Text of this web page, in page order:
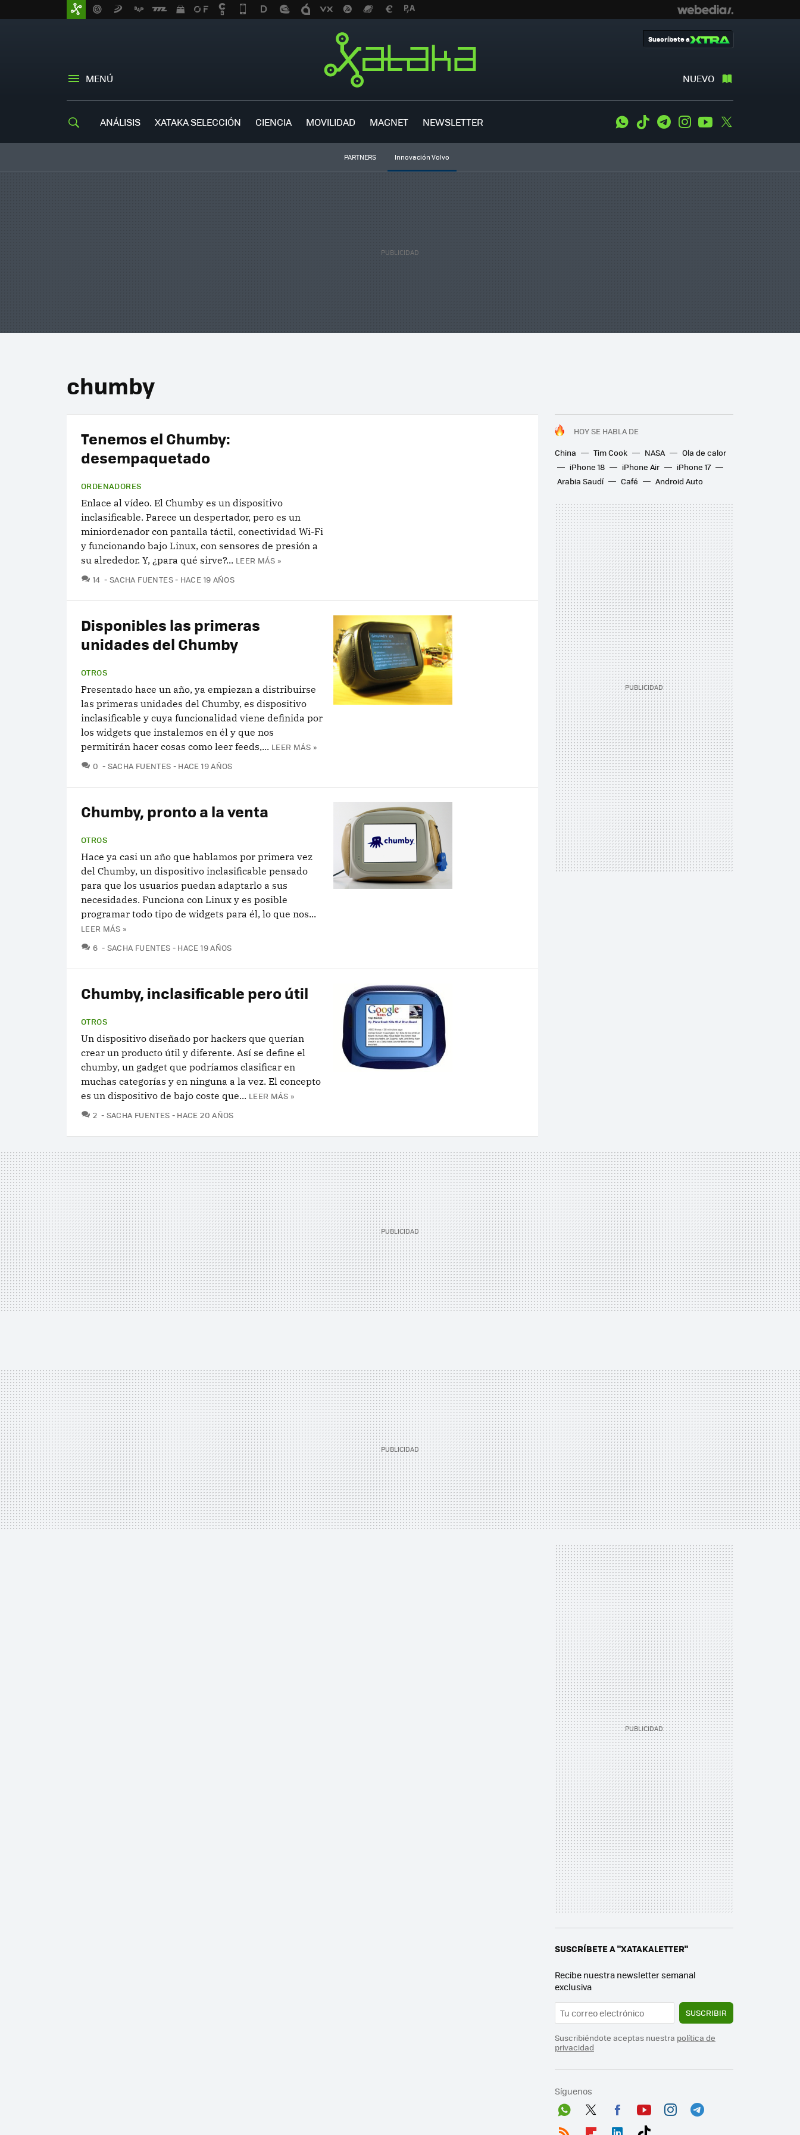
MENÚ NUEVO
Suscríbete a
ANÁLISIS XATAKA SELECCIÓN CIENCIA MOVILIDAD MAGNET NEWSLETTER WhatsApp
Tiktok TelegramInstagramYoutube
PARTNERS Innovación Volvo
chumby
HOY SE HABLA DE
China
Tim Cook NASA
Ola de calor
iPhone 18
iPhone Air
iPhone 17
Arabia Saudí
Café Android Auto
Tenemos el Chumby:
desempaquetado
ORDENADORES
Enlace al vídeo. El Chumby es un dispositivo
inclasificable. Parece un despertador, pero es un
miniordenador con pantalla táctil, conectividad Wi-Fi
y funcionando bajo Linux, con sensores de presión a
su alrededor. Y, ¿para qué sirve?... LEER MÁS »
14 COMENTARIOS
SACHA FUENTES HACE 19 AÑOS
Disponibles las primeras
unidades del Chumby
OTROS
Presentado hace un año, ya empiezan a distribuirse
las primeras unidades del Chumby, es dispositivo
inclasificable y cuya funcionalidad viene definida por
los widgets que instalemos en él y que nos
permitirán hacer cosas como leer feeds,... LEER MÁS »
0 COMENTARIOS
SACHA FUENTES HACE 19 AÑOS
Chumby, pronto a la venta
OTROS
Hace ya casi un año que hablamos por primera vez
del Chumby, un dispositivo inclasificable pensado
para que los usuarios puedan adaptarlo a sus
necesidades. Funciona con Linux y es posible
programar todo tipo de widgets para él, lo que nos...
LEER MÁS »
6 COMENTARIOS
SACHA FUENTES HACE 19 AÑOS
Chumby, inclasificable pero útil
OTROS
Un dispositivo diseñado por hackers que querían
crear un producto útil y diferente. Así se define el
chumby, un gadget que podríamos clasificar en
muchas categorías y en ninguna a la vez. El concepto
es un dispositivo de bajo coste que... LEER MÁS »
2 COMENTARIOS
SACHA FUENTES HACE 20 AÑOS
SUSCRÍBETE A "XATAKALETTER"
Recibe nuestra newsletter semanal
exclusiva
SUSCRIBIR
Suscribiéndote aceptas nuestra política de
privacidad
Síguenos
Wh Twit Fac You